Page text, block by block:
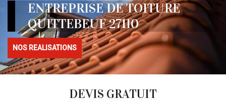
ENTREPRISE DE TOITURE
QUITTEBEUF 27110
NOS REALISATIONS
DEVIS GRATUIT